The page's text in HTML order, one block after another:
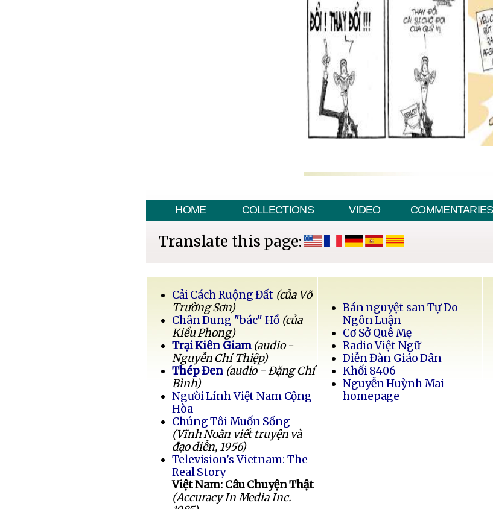
HOME COLLECTIONS VIDEO COMMENTARIES
Translate this page:
Cải Cách Ruộng Đất (của Võ
Trường Sơn)
Chân Dung "bác" Hồ (của
Kiều Phong)
Trại Kiên Giam (audio -
Nguyễn Chí Thiệp)
Thép Đen (audio - Đặng Chí
Bình)
Người Lính Việt Nam Cộng
Hòa
Chúng Tôi Muốn Sống
(Vĩnh Noãn viết truyện và
đạo diễn, 1956)
Television's Vietnam: The
Real Story
Việt Nam: Câu Chuyện Thật
(Accuracy In Media Inc.
Bán nguyệt san Tự Do
Ngôn Luận
Cơ Sở Quê Mẹ
Radio Việt Ngữ
Diễn Đàn Giáo Dân
Khối 8406
Nguyễn Huỳnh Mai
homepage